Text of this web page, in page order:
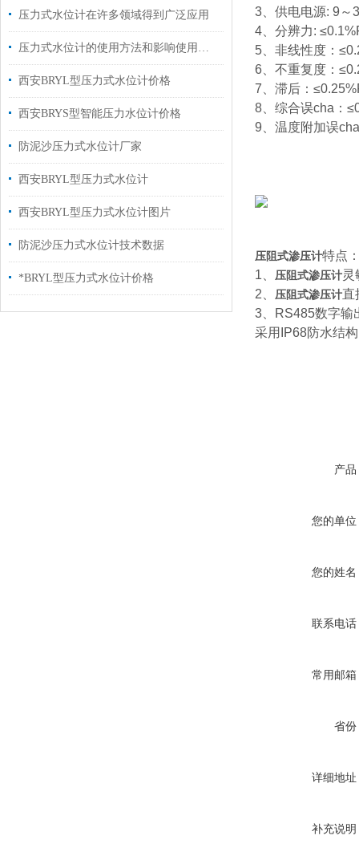
压力式水位计在许多领域得到广泛应用
压力式水位计的使用方法和影响使用寿命短长短的因素
西安BRYL型压力式水位计价格
西安BRYS型智能压力水位计价格
防泥沙压力式水位计厂家
西安BRYL型压力式水位计
西安BRYL型压力式水位计图片
防泥沙压力式水位计技术数据
*BRYL型压力式水位计价格
3、供电电源: 9～
4、分辨力:
5、非线性度：
6、不重复度：
7、滞后：
8、综合误cha：
9、温度附加误
压阻式渗压计特点
1、 压阻式渗压计灵
2、 压阻式渗压计直
3、RS485数字输
采用IP68防水结
产品
您的单位
您的姓名
联系电话
常用邮箱
省份
详细地址
补充说明